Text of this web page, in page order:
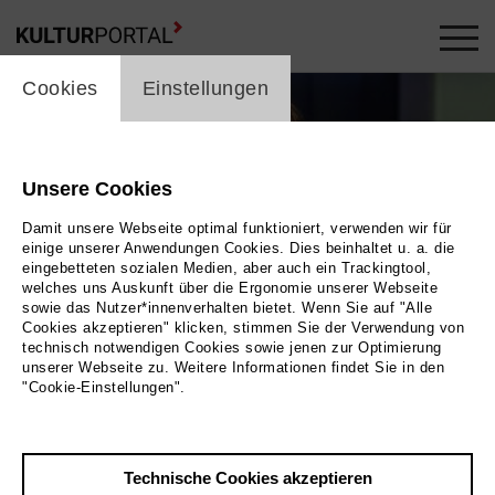
cookie_layer
Cookies Einstellungen
Unsere Cookies
Damit unsere Webseite optimal funktioniert, verwenden wir für
einige unserer Anwendungen Cookies. Dies beinhaltet u. a. die
eingebetteten sozialen Medien, aber auch ein Trackingtool,
welches uns Auskunft über die Ergonomie unserer Webseite
sowie das Nutzer*innenverhalten bietet. Wenn Sie auf "Alle
Cookies akzeptieren" klicken, stimmen Sie der Verwendung von
technisch notwendigen Cookies sowie jenen zur Optimierung
unserer Webseite zu. Weitere Informationen findet Sie in den
"Cookie-Einstellungen".
Technische Cookies akzeptieren